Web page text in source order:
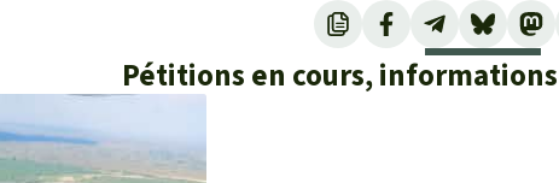
Pétitions en cours,